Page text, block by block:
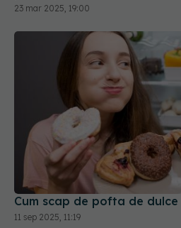
23 mar 2025, 19:00
Cum scap de pofta de dulce
11 sep 2025, 11:19